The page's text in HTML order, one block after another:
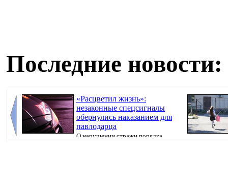
Последние новости:
«Расцветил жизнь»:
незаконные спецсигналы
обернулись наказанием для
павлодарца
О нарушении стражи порядка